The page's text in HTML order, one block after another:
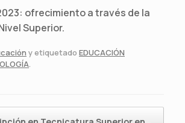
ofrecimiento a través de la
Superior.
y etiquetado EDUCACIÓN
.